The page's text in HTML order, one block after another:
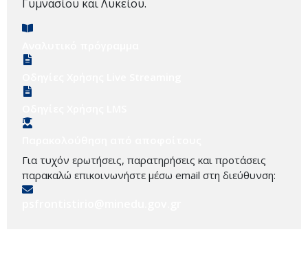
Γυμνασίου και Λυκείου.
Για τυχόν ερωτήσεις, παρατηρήσεις και προτάσεις
παρακαλώ επικοινωνήστε μέσω email στη διεύθυνση: